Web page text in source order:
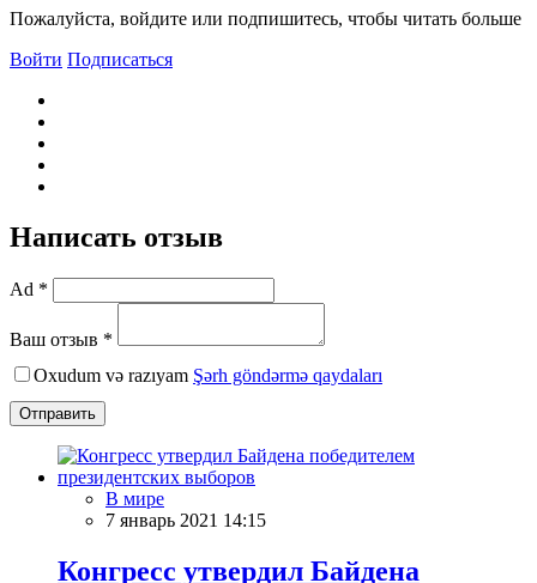
Пожалуйста, войдите или подпишитесь, чтобы читать больше
Войти Подписаться
Написать отзыв
Ad *
Ваш отзыв *
Oxudum və razıyam Şərh göndərmə qaydaları
Отправить
В мире
7 январь 2021 14:15
Конгресс утвердил Байдена